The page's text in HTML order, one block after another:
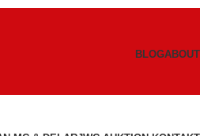
BLOGABOUT